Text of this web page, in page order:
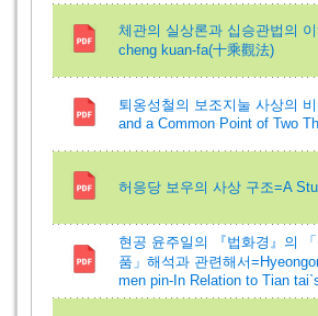
체관의 실상론과 십승관법의
cheng kuan-fa(十乘觀法)
퇴옹성철의 보조지눌 사상의
and a Common Point of Two
허응당 보우의 사상 구조=A
현공 윤주일의 『법화경』의
품」해석과 관련해서
men pin-In Relation to Tian